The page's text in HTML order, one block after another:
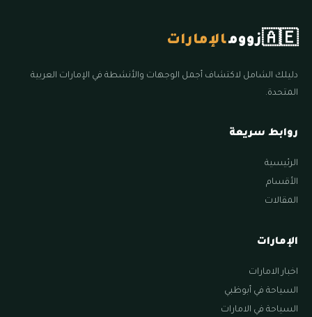
🇦🇪زوومالإمارات
دليلك الشامل لاكتشاف أجمل الوجهات والأنشطة في الإمارات العربية
المتحدة.
روابط سريعة
الرئيسية
الأقسام
المقالات
الإمارات
اخبار الامارات
السياحة في أبوظبي
السياحة في الامارات